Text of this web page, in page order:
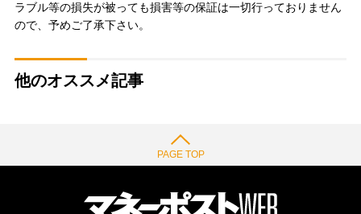
ラブル等の損失が被っても損害等の保証は一切行っておりません
ので、予めご了承下さい。
他のオススメ記事
PAGE TOP